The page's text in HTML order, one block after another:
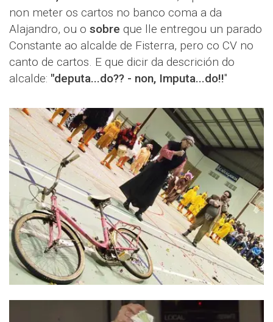
non meter os cartos no banco coma a da
Alajandro, ou o sobre que lle entregou un parado
Constante ao alcalde de Fisterra, pero co CV no
canto de cartos. E que dicir da descrición do
alcalde: "deputa...do?? - non, Imputa...do!!"